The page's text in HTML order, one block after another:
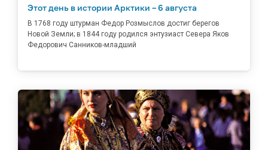
Этот день в истории Арктики – 6 августа
В 1768 году штурман Федор Розмыслов достиг берегов
Новой Земли; в 1844 году родился энтузиаст Севера Яков
Федорович Санников-младший